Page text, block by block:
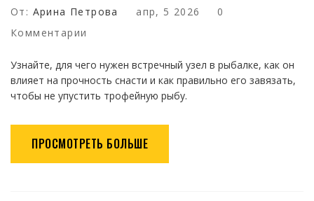
От: Арина Петрова апр, 5 2026
0
Комментарии
Узнайте, для чего нужен встречный узел в рыбалке, как он
влияет на прочность снасти и как правильно его завязать,
чтобы не упустить трофейную рыбу.
ПРОСМОТРЕТЬ БОЛЬШЕ